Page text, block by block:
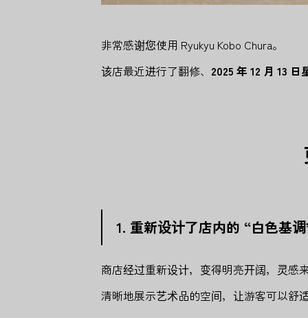
非常感谢您使用 Ryukyu Kobo Chura。
该店最近进行了翻修、 2025 年 12 月 13
1. 重新设计了店内的 “白色基
商店经过重新设计，变得明亮开阔，灵感
清晰地展示艺术品的空间，让游客可以舒